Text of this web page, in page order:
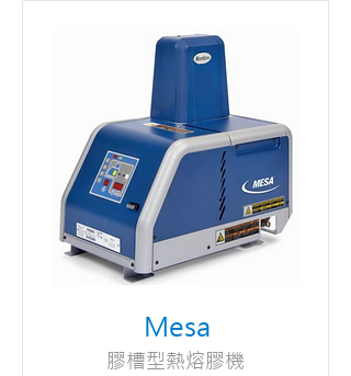
Mesa
膠槽型熱熔膠機